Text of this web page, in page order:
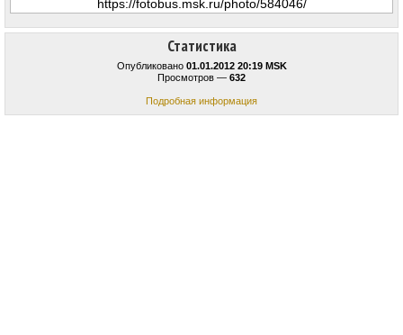
Статистика
Опубликовано 01.01.2012 20:19 MSK
Просмотров — 632
Подробная информация